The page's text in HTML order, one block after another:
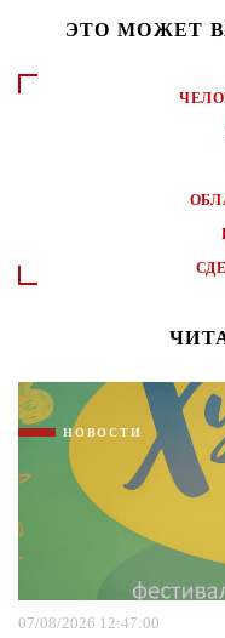
ЭТО МОЖЕТ
НОВОСТИ
07/08/2026 12:47:00